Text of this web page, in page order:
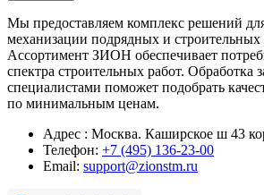
Мы предоставляем комплекс решений
механизации подрядных и строительных
Ассортимент ЗИОН обеспечивает
спектра строительных работ. Обработка
специалистами поможет подобрать
по минимальным ценам.
Адрес : Москва. Каширское ш 43
Телефон: +7 (495) 136-23-00
Email: support@zionstm.ru